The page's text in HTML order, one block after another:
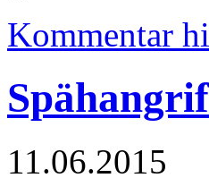
Kommentar
11.06.2015